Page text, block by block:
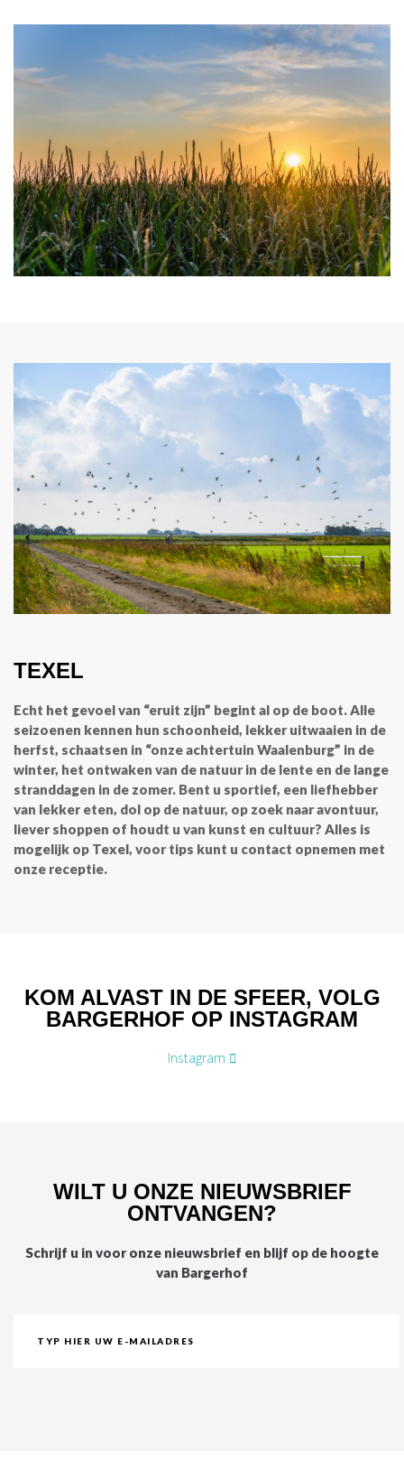
TEXEL
Echt het gevoel van “eruit zijn” begint al op de boot. Alle
seizoenen kennen hun schoonheid, lekker uitwaaien in de
herfst, schaatsen in “onze achtertuin Waalenburg” in de
winter, het ontwaken van de natuur in de lente en de lange
stranddagen in de zomer. Bent u sportief, een liefhebber
van lekker eten, dol op de natuur, op zoek naar avontuur,
liever shoppen of houdt u van kunst en cultuur? Alles is
mogelijk op Texel, voor tips kunt u contact opnemen met
onze receptie.
KOM ALVAST IN DE SFEER, VOLG
BARGERHOF OP INSTAGRAM
Instagram
WILT U ONZE NIEUWSBRIEF
ONTVANGEN?
Schrijf u in voor onze nieuwsbrief en blijf op de hoogte
van Bargerhof